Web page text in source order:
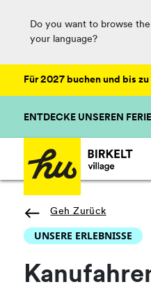
Do you want to browse
your language?
Für 2027 buchen und bis
ENTDECKE UNSEREN
Geh Zurück
UNSERE ERLEBNISSE